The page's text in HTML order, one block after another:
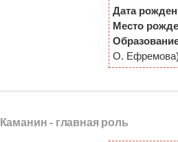
Дата
Место
О. Ефремова)
- главная роль